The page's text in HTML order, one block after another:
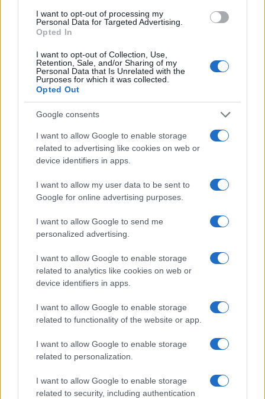
I want to opt-out of processing my
Personal Data for Targeted Advertising.
Opted In
I want to opt-out of Collection, Use,
Retention, Sale, and/or Sharing of my
Personal Data that Is Unrelated with the
Purposes for which it was collected.
Opted Out
Google consents
I want to allow Google to enable storage
related to advertising like cookies on web or
device identifiers in apps.
I want to allow my user data to be sent to
Google for online advertising purposes.
I want to allow Google to send me
personalized advertising.
I want to allow Google to enable storage
related to analytics like cookies on web or
device identifiers in apps.
I want to allow Google to enable storage
related to functionality of the website or app.
I want to allow Google to enable storage
related to personalization.
I want to allow Google to enable storage
related to security, including authentication
Sotto accusa anche Manuel Iannuzzi, 42 anni,
grava l’accusa di maltrattamenti aggravati dal
decesso della piccola. L’uomo era fino ad oggi
indagato a piede libero per
preterintenzionale
. Ora si trova in custodia
cautelare, e la sua abitazione è stata sequestrata
dai carabinieri. A incidere in maniera decisiva
sull’inchiesta è statoil contenuto del suo
fotografie dove appare la piccola Beatrice appare
con il volto segnato da evidenti lividi e
tumefazioni che, secondo l’accusa, sarebbero
riconducibili ai maltrattamenti subiti. Ancora più
inquietante un video: nelle immagini
viene costretta a fumare una sigaretta,piange
disperata, mentre gli adulti presenti ridono e
riprendono la scena senza pietà.
Nel cellulare sarebbero stati trovati anche